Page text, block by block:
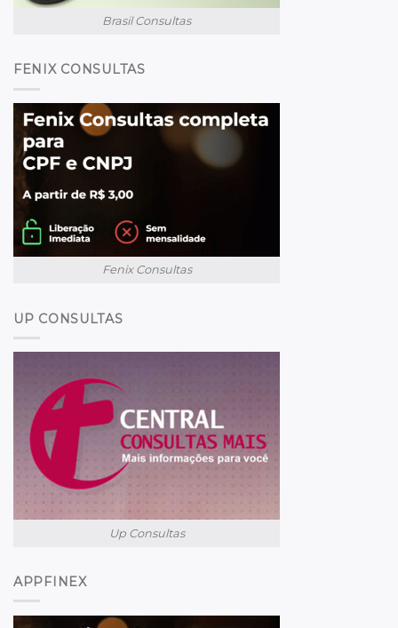
Brasil Consultas
FENIX CONSULTAS
Fenix Consultas
UP CONSULTAS
Up Consultas
APPFINEX